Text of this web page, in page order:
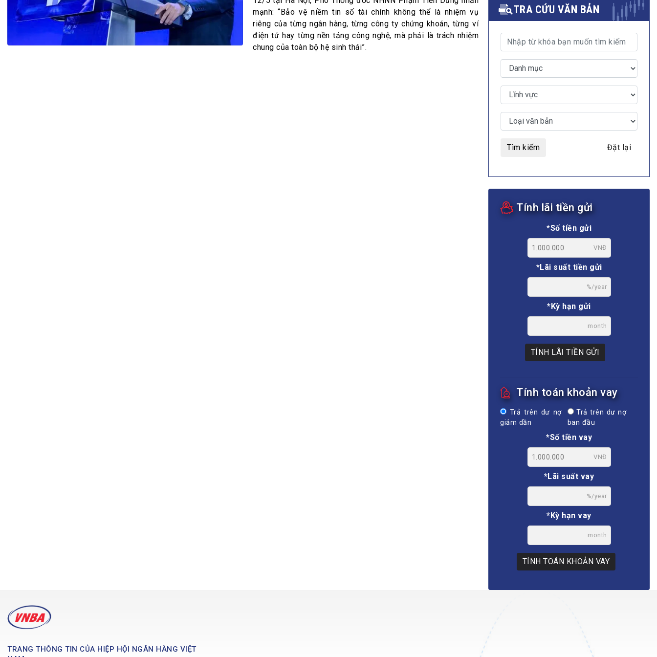
Bộ Chuẩn mực Đạo đức nghề nghiệp
Đối tác
Đấu giá tài sản
Thanh toán –Thẻ
Nhà quản trị
MULTIMEDIA
Video
E-magazines
mạnh: “Bảo vệ niềm tin số tài chính không thể là nhiệm vụ
riêng của từng ngân hàng, từng công ty chứng khoán, từng ví
điện tử hay từng nền tảng công nghệ, mà phải là trách nhiệm
chung của toàn bộ hệ sinh thái”.
TRA CỨU VĂN BẢN
Tìm kiếm Đặt lại
Tính lãi tiền gửi
*Số tiền gửi
VNĐ
*Lãi suất tiền gửi
%/year
*Kỳ hạn gửi
month
TÍNH LÃI TIỀN GỬI
Tính toán khoản vay
Trả trên dư nợ
giảm dần
Trả trên dư nợ
ban đầu
*Số tiền vay
VNĐ
*Lãi suất vay
%/year
*Kỳ hạn vay
month
TÍNH TOÁN KHOẢN VAY
TRANG THÔNG TIN CỦA HIỆP HỘI NGÂN HÀNG VIỆT